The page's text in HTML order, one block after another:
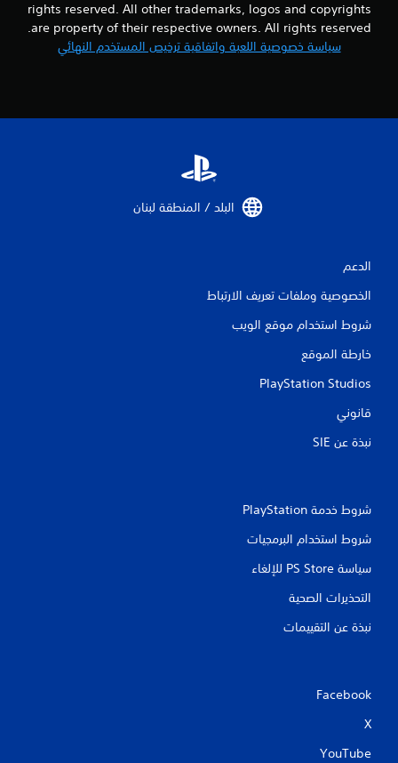
rights reserved. All other trademarks, logos and copyrights
are property of their respective owners. All rights reserved.
سياسة خصوصية اللعبة واتفاقية ترخيص المستخدم النهائي
البلد / المنطقة لبنان‏
الدعم
الخصوصية وملفات تعريف الارتباط
شروط استخدام موقع الويب
خارطة الموقع
PlayStation Studios
قانوني
نبذة عن SIE‏
شروط خدمة PlayStation‏
شروط استخدام البرمجيات
سياسة PS Store للإلغاء
التحذيرات الصحية
نبذة عن التقييمات
Facebook
X
YouTube